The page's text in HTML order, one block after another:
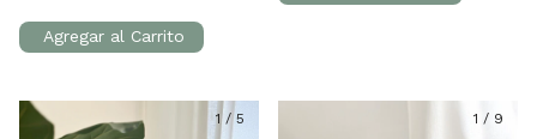
1/ 5 1 / 9